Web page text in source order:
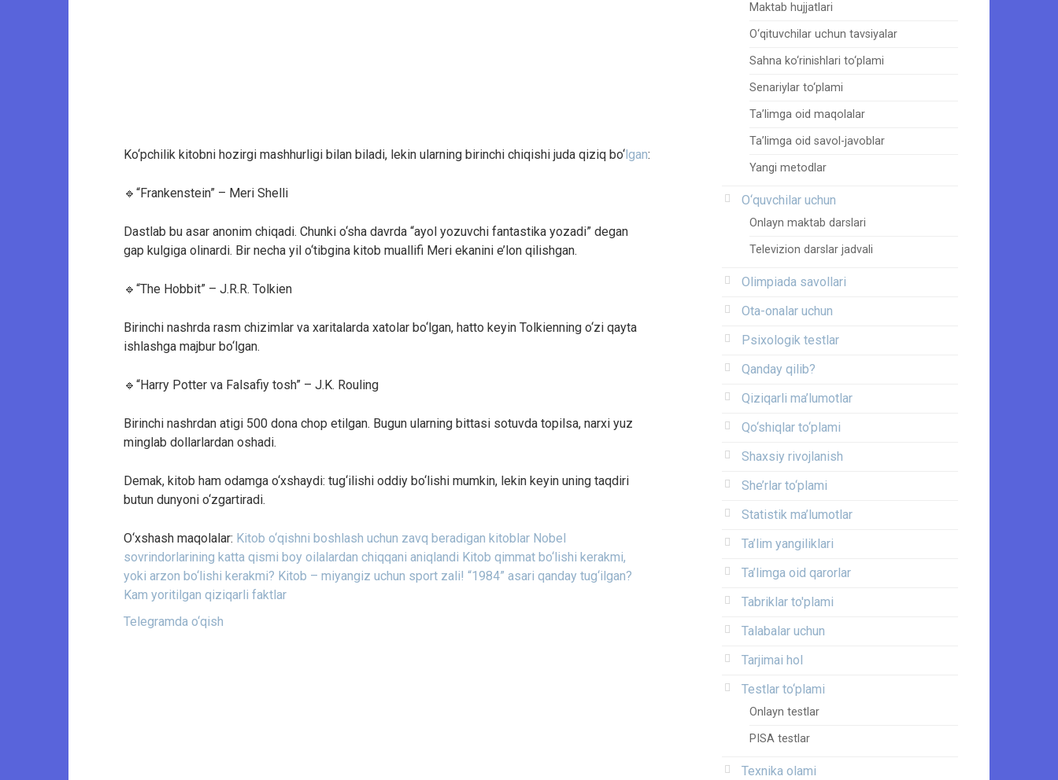
Ko‘pchilik kitobni hozirgi mashhurligi bilan biladi, lekin ularning birinchi chiqishi juda qiziq bo‘lgan:
🔹“Frankenstein” – Meri Shelli
Dastlab bu asar anonim chiqadi. Chunki o‘sha davrda “ayol yozuvchi fantastika yozadi” degan
gap kulgiga olinardi. Bir necha yil o‘tibgina kitob muallifi Meri ekanini e’lon qilishgan.
🔹“The Hobbit” – J.R.R. Tolkien
Birinchi nashrda rasm chizimlar va xaritalarda xatolar bo‘lgan, hatto keyin Tolkienning o‘zi qayta
ishlashga majbur bo‘lgan.
🔹“Harry Potter va Falsafiy tosh” – J.K. Rouling
Birinchi nashrdan atigi 500 dona chop etilgan. Bugun ularning bittasi sotuvda topilsa, narxi yuz
minglab dollarlardan oshadi.
Demak, kitob ham odamga o‘xshaydi: tug‘ilishi oddiy bo‘lishi mumkin, lekin keyin uning taqdiri
butun dunyoni o‘zgartiradi.
O‘xshash maqolalar: Kitob o‘qishni boshlash uchun zavq beradigan kitoblar Nobel
sovrindorlarining katta qismi boy oilalardan chiqqani aniqlandi Kitob qimmat bo‘lishi kerakmi,
yoki arzon bo‘lishi kerakmi? Kitob – miyangiz uchun sport zali! “1984” asari qanday tug‘ilgan?
Kam yoritilgan qiziqarli faktlar
Telegramda o‘qish
Maktab hujjatlari
O‘qituvchilar uchun tavsiyalar
Sahna ko‘rinishlari to‘plami
Senariylar to‘plami
Ta’limga oid maqolalar
Ta’limga oid savol-javoblar
Yangi metodlar
O‘quvchilar uchun
Onlayn maktab darslari
Televizion darslar jadvali
Olimpiada savollari
Ota-onalar uchun
Psixologik testlar
Qanday qilib?
Qiziqarli ma’lumotlar
Qo‘shiqlar to‘plami
Shaxsiy rivojlanish
She’rlar to‘plami
Statistik ma’lumotlar
Ta’lim yangiliklari
Ta’limga oid qarorlar
Tabriklar to'plami
Talabalar uchun
Tarjimai hol
Testlar to‘plami
Onlayn testlar
PISA testlar
Texnika olami